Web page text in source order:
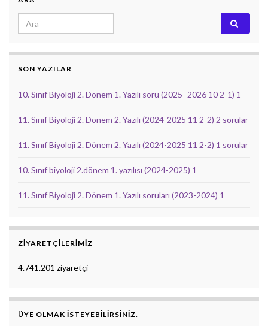
Search for:
SON YAZILAR
10. Sınıf Biyoloji 2. Dönem 1. Yazılı soru (2025–2026 10 2-1) 1
11. Sınıf Biyoloji 2. Dönem 2. Yazılı (2024-2025 11 2-2) 2 sorular
11. Sınıf Biyoloji 2. Dönem 2. Yazılı (2024-2025 11 2-2) 1 sorular
10. Sınıf biyoloji 2.dönem 1. yazılısı (2024-2025) 1
11. Sınıf Biyoloji 2. Dönem 1. Yazılı soruları (2023-2024) 1
ZIYARETÇILERIMIZ
4.741.201 ziyaretçi
ÜYE OLMAK ISTEYEBILIRSINIZ.